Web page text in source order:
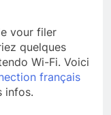
vour filer
quelques
Wi-Fi. Voici
français
infos.